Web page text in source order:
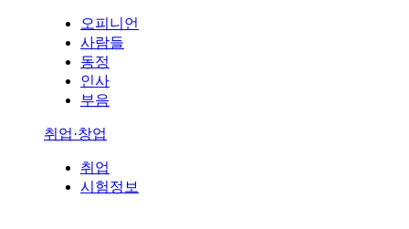
오피니언
사람들
동정
인사
부음
취업·창업
취업
시험정보